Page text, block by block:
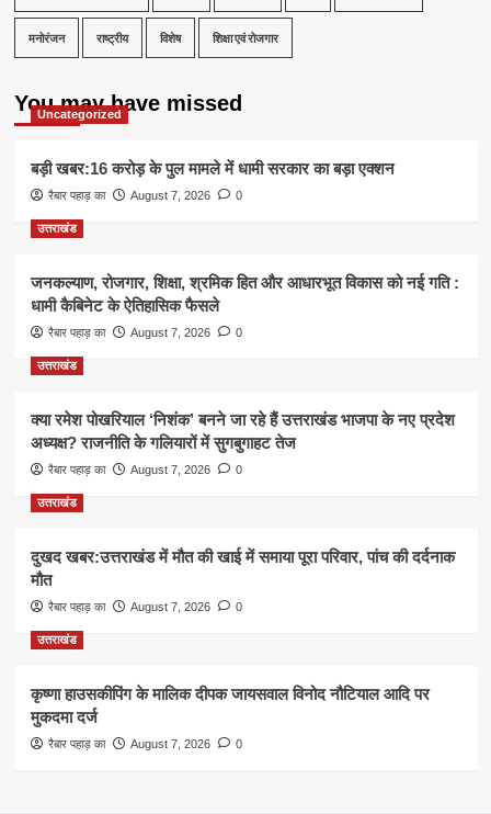
मनोरंजन राष्ट्रीय विशेष शिक्षा एवं रोजगार
You may have missed
Uncategorized
बड़ी खबर:16 करोड़ के पुल मामले में धामी सरकार का बड़ा एक्शन
रैबार पहाड़ का August 7, 2026 0
उत्तराखंड
जनकल्याण, रोजगार, शिक्षा, श्रमिक हित और आधारभूत विकास को नई गति :
धामी कैबिनेट के ऐतिहासिक फैसले
रैबार पहाड़ का August 7, 2026 0
उत्तराखंड
क्या रमेश पोखरियाल ‘निशंक’ बनने जा रहे हैं उत्तराखंड भाजपा के नए प्रदेश
अध्यक्ष? राजनीति के गलियारों में सुगबुगाहट तेज
रैबार पहाड़ का August 7, 2026 0
उत्तराखंड
दुखद खबर:उत्तराखंड में मौत की खाई में समाया पूरा परिवार, पांच की दर्दनाक
मौत
रैबार पहाड़ का August 7, 2026 0
उत्तराखंड
कृष्णा हाउसकीपिंग के मालिक दीपक जायसवाल विनोद नौटियाल आदि पर
मुकदमा दर्ज
रैबार पहाड़ का August 7, 2026 0